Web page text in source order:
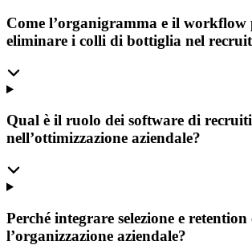
Come l’organigramma e il workflow
eliminare i colli di bottiglia nel
Qual è il ruolo dei software di
nell’ottimizzazione aziendale?
Perché integrare selezione e
l’organizzazione aziendale?